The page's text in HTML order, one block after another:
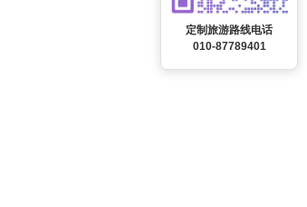
定制旅游路线电话
010-87789401